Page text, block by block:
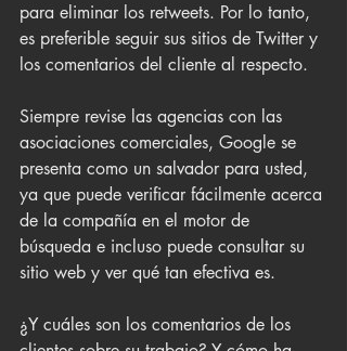
para eliminar los retweets. Por lo tanto,
es preferible seguir sus sitios de Twitter y
los comentarios del cliente al respecto.
Siempre revise las agencias con las
asociaciones comerciales, Google se
presenta como un salvador para usted,
ya que puede verificar fácilmente acerca
de la compañía en el motor de
búsqueda e incluso puede consultar su
sitio web y ver qué tan efectiva es.
¿Y cuáles son los comentarios de los